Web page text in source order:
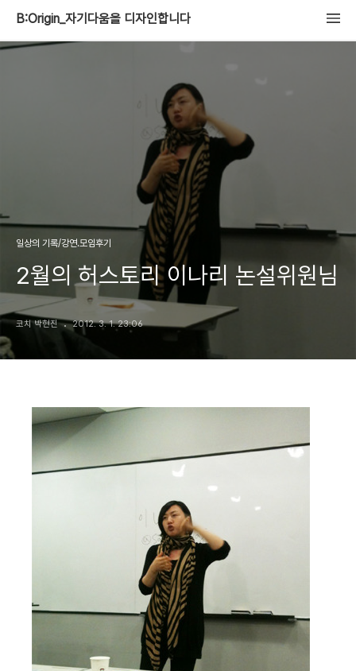
B:Origin_자기다움을 디자인합니다
일상의 기록/강연.모임후기
2월의 허스토리 이나리 논설위원님
코치 박현진 2012. 3. 1. 23:06